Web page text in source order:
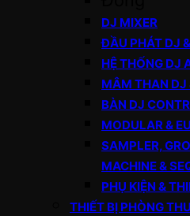
DJ MIXER
ĐẦU PHÁT DJ
HỆ THỐNG DJ
MÂM THAN DJ
BÀN DJ
MODULAR &
SAMPLER,
MACHINE &
PHỤ KIỆN &
THIẾT BỊ PHÒNG THU